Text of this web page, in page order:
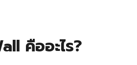
คืออะไร?